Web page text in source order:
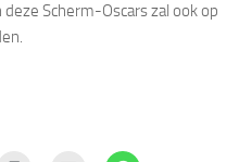
Scherm-Oscars zal ook op